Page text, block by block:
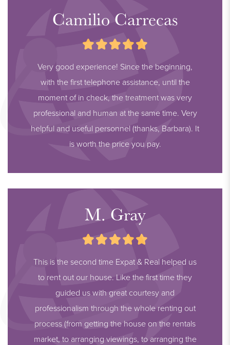
Camilio Carrecas
Very good experience! Since the beginning,
with the first telephone assistance, until the
moment of in check, the treatment was very
professional and human at the same time. Very
helpful and useful personnel (thanks, Barbara). It
is worth the price you pay.
M. Gray
This is the second time Expat & Real helped us
to rent out our house. Like the first time they
guided us with great courtesy and
professionalism through the whole renting out
process (from getting the house on the rentals
market, to arranging viewings, to arranging the